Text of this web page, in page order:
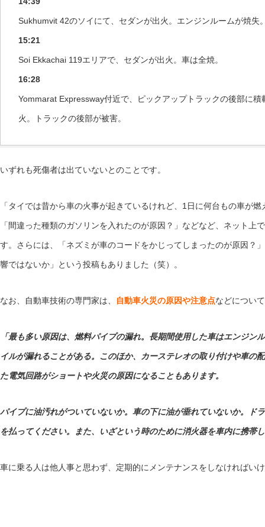
Sukhumvit 42のソイにて、セダンが出火。エンジンルームが焼失
15:21
Soi Ekkachai 119エリアで、セダンが出火。車は全焼。
16:28
Yommarat Expressway付近で、ピックアップトラックの後部に
火。トラックの後部が被害。
いずれも死傷者は出ていないとのことです。
「タイでは昔から車の火事が起きているけれど、1日に何台もの車が
「間違った種類のガソリンを入れたのが原因？」などなど、ネット上
す。さらには、「ネズミが車のコードをかじってしまったのが原因？
響ではないか」という投稿もありました（笑）。
なお、自動車技術の専門家は、 自動車火災の原因や注意点などについ
「最も多い原因は、燃料パイプの漏れ。長期間使用した車はエンジン
イルが漏れることがある。このほか、カーステレオの取り付けや車の
た電気回路がショートや火災の原因になることもあります。
パイプに油汚れがついていないか。車の下に油が垂れていないか。ド
を払ってください。また、いざという時のために消火器を車内に携帯
車に乗る人は他人事と思わず、定期的にメンテナンスをしなければい